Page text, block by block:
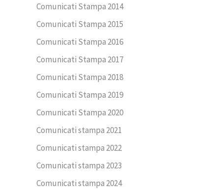
Comunicati Stampa 2014
Comunicati Stampa 2015
Comunicati Stampa 2016
Comunicati Stampa 2017
Comunicati Stampa 2018
Comunicati Stampa 2019
Comunicati Stampa 2020
Comunicati stampa 2021
Comunicati stampa 2022
Comunicati stampa 2023
Comunicati stampa 2024